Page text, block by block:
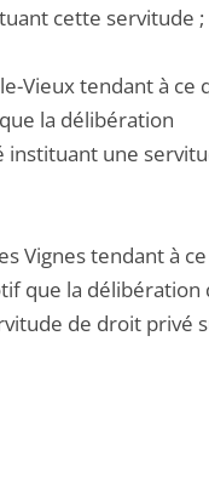
cette servitude ;
Vieux tendant à ce
la délibération
instituant une
Vignes tendant à
que la délibération
de droit privé